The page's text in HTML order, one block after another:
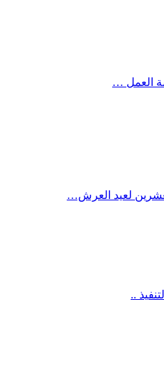
العمل …
لعيد العرش…
..